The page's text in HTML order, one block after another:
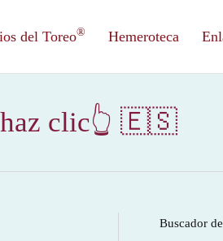
del Toreo® Hemeroteca
haz clic👆 🇪🇸
Buscador